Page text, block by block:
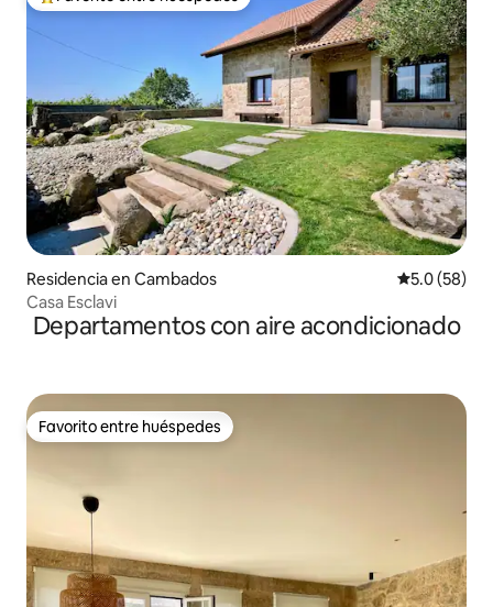
De los mejores en Favorito entre huéspedes
Residencia en Cambados Calificación
5.0 (58)
Casa Esclavi
Departamentos con aire acondicionado
Favorito entre huéspedes
Favorito entre huéspedes